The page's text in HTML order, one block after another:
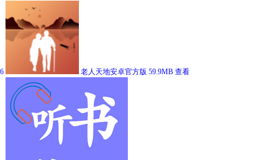
6 老人天地安卓官方版 59.9MB 查看